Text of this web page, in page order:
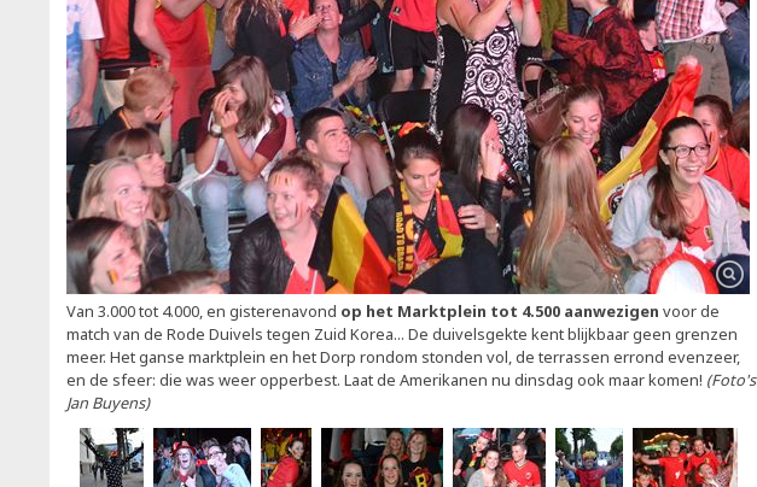
Van 3.000 tot 4.000, en gisterenavond op het Marktplein tot 4.500 aanwezigen voor de
match van de Rode Duivels tegen Zuid Korea... De duivelsgekte kent blijkbaar geen grenzen
meer. Het ganse marktplein en het Dorp rondom stonden vol, de terrassen errond evenzeer,
en de sfeer: die was weer opperbest. Laat de Amerikanen nu dinsdag ook maar komen! (Foto's
Jan Buyens)